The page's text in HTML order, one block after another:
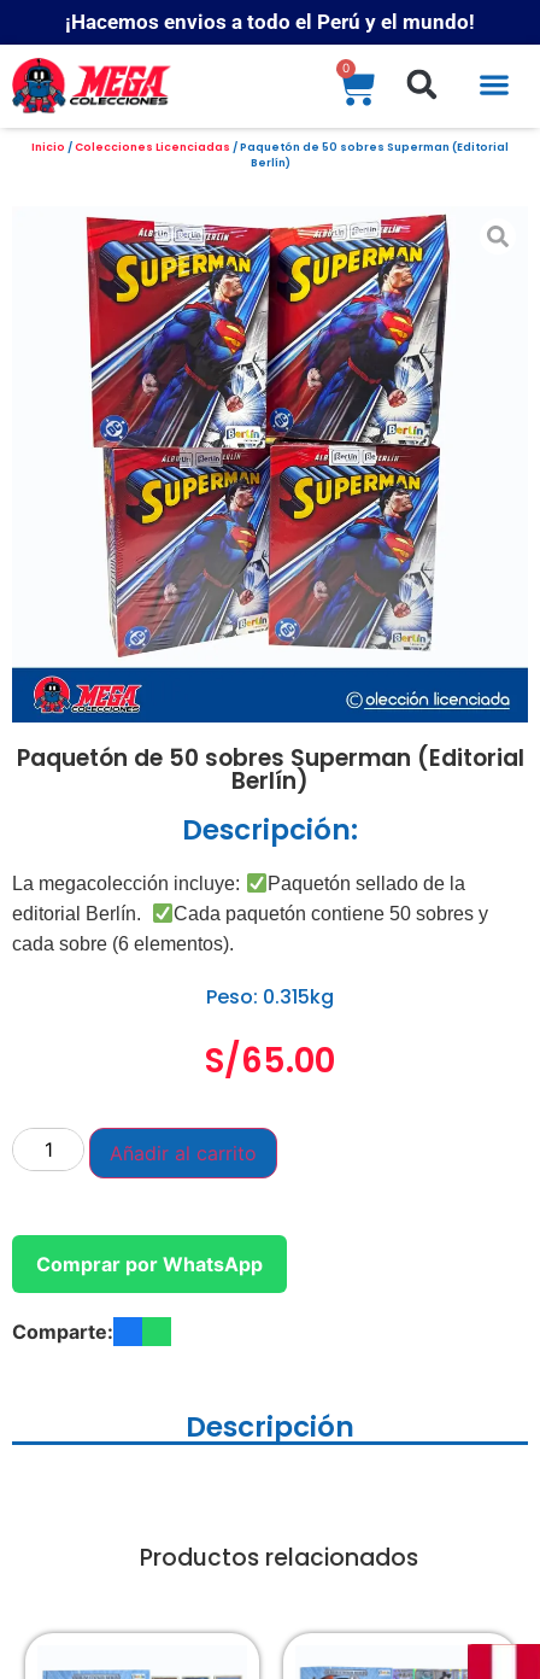
¡Hacemos envios a todo el Perú y el mundo!
0
Inicio /Colecciones Licenciadas / Paquetón de 50 sobres Superman (Editorial
Berlín)
Paquetón de 50 sobres Superman (Editorial
Berlín)
Descripción:
La megacolección incluye:
Paquetón sellado de la
editorial Berlín.
Cada paquetón contiene 50 sobres y
cada sobre (6 elementos).
Peso: 0.315kg
S/65.00
Añadir al carrito
Comprar por WhatsApp
Comparte:
Descripción
Productos relacionados